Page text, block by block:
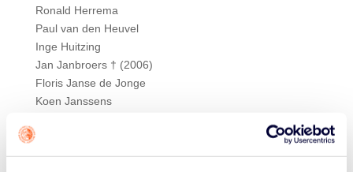
Ronald Herrema
Paul van den Heuvel
Inge Huitzing
Jan Janbroers † (2006)
Floris Janse de Jonge
Koen Janssens
Cees de Jonge † (2006)
Tom Joziasse